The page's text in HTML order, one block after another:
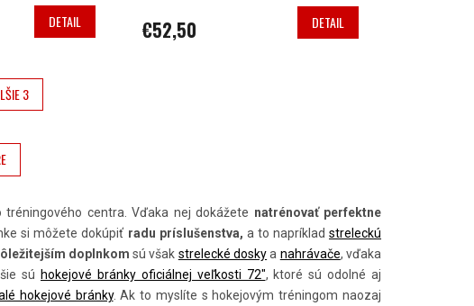
DETAIL €52,50 DETAIL
3
tréningového centra. Vďaka nej dokážete natrénovať perfektne
si môžete dokúpiť radu príslušenstva, a to napríkladstreleckú
doplnkom sú však strelecké doskya nahrávače, vďaka
sú hokejové bránky oficiálnej veľkosti 72", ktoré sú odolné aj
hokejové bránky. Ak to myslíte s hokejovým tréningom naozaj